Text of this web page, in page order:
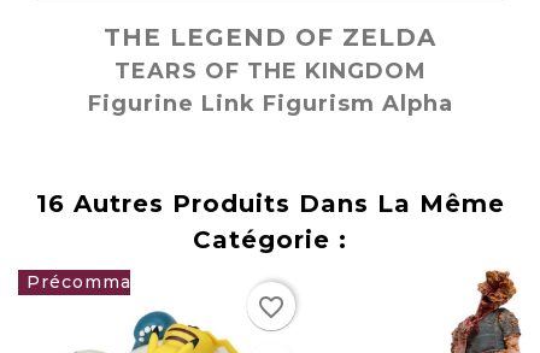
THE LEGEND OF ZELDA
TEARS OF THE KINGDOM
Figurine Link Figurism Alpha
16 Autres Produits Dans La Même
Catégorie :
favorite
favorite_border